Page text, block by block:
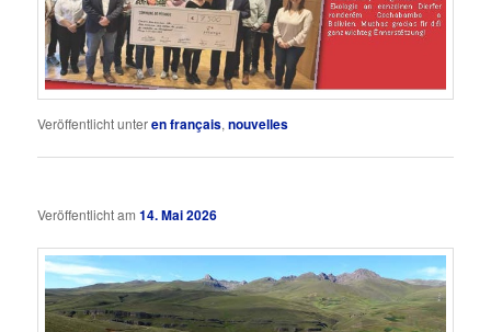
Veröffentlicht unteren français,nouvelles
Veröffentlicht am14. Mai 2026